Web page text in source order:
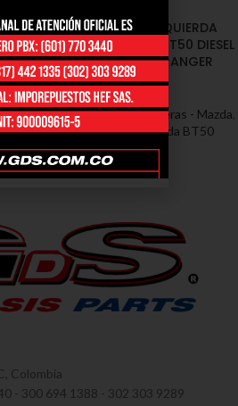
,
TIJERA SUPERIOR IZQUIERDA
COMPLETA MAZDA BT50 DIESEL
2008/2013 – FORD RANGER
(07-1427)
Mazda,Tensores y Tijeras - Mazda
Tensores y tijeras mazda BT50
SKU:07-1427
Colombia
- 300 694 1388 - 302 303 9289